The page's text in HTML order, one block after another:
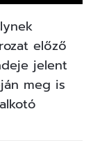
előző
jelent
meg is